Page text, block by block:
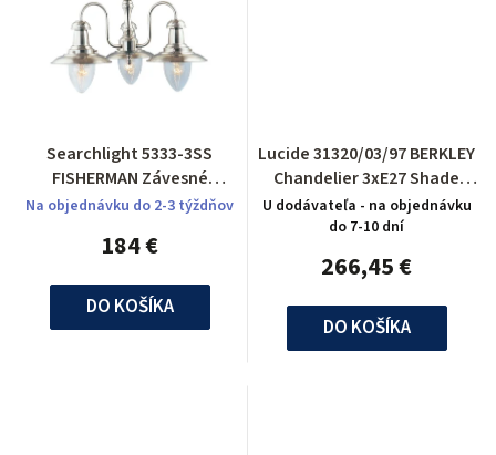
Searchlight 5333-3SS
FISHERMAN Závesné
svietidlo
Na objednávku do 2-3 týždňov
184 €
DO KOŠÍKA
Lucide 31320/03/97 BERKLEY
Chandelier 3xE27 Shade
Metal Rust
U dodávateľa - na objednávku
do 7-10 dní
266,45 €
DO KOŠÍKA